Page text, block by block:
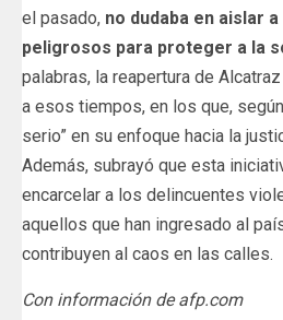
el pasado, no dudaba en aislar
peligrosos para proteger a la
palabras, la reapertura de
a esos tiempos, en los que,
serio” en su enfoque hacia la
Además, subrayó que esta
encarcelar a los delincuentes
aquellos que han ingresado al
contribuyen al caos en las calles.
Con información de afp.com